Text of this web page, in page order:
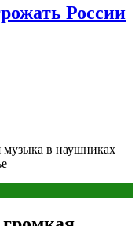
России
музыка в наушниках